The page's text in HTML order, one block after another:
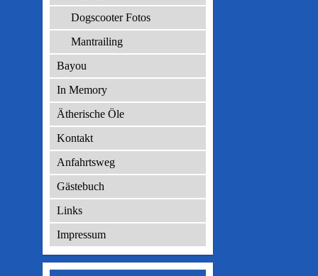
Dogscooter Fotos
Mantrailing
Bayou
In Memory
Ätherische Öle
Kontakt
Anfahrtsweg
Gästebuch
Links
Impressum